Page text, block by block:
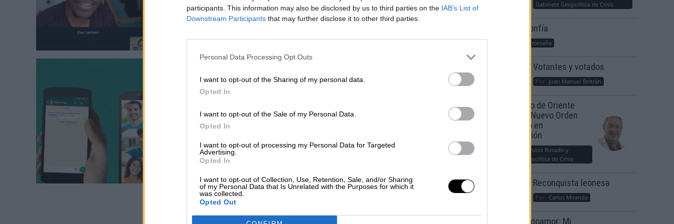
participants. This information may also be disclosed by us to third parties on the IAB’s List of
Downstream Participants that may further disclose it to other third parties.
Personal Data Processing Opt Outs
I want to opt-out of the Sharing of my personal data.
Opted In
I want to opt-out of the Sale of my Personal Data.
Opted In
I want to opt-out of processing my Personal Data for Targeted
Advertising.
Opted In
I want to opt-out of Collection, Use, Retention, Sale, and/or Sharing
of my Personal Data that Is Unrelated with the Purposes for which it
was collected.
Opted Out
Más artículos de este autor
lunes, 6 de abril de 2020
videollamadas grupales
martes, 21 de abril de 2020
Gabinete Geopolítica de Crisis
Suelta y confía
María Comesaña
Votantes y votados
Por Juan Manuel Beltrán
El Conflicto de Oriente
Medio: Un Nuevo Orden
Autoritario en
Construcción
Álvaro Frutos Rosado y
Gabinete Geopolítica de Crisis
Reconquista leonesa
Por Carlos Miranda
Clara Campoamor: Mi